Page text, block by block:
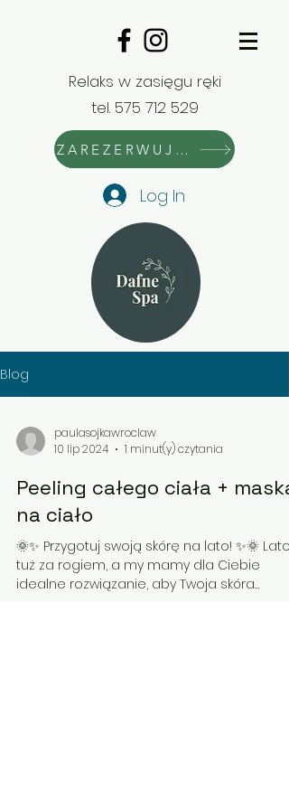
Relaks w zasięgu ręki
tel. 575 712 529
ZAREZERWUJ WIZYTĘ
Log In
Blog
paulasojkawroclaw
10 lip 2024
1 minut(y) czytania
Peeling całego ciała + maska
na ciało
🌞✨ Przygotuj swoją skórę na lato! ✨🌞 Lato
tuż za rogiem, a my mamy dla Ciebie
idealne rozwiązanie, aby Twoja skóra